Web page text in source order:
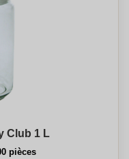
Club 1 L
pièces